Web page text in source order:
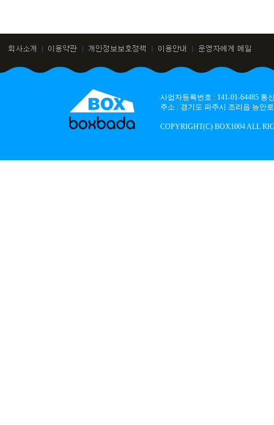
사업자등록번호 : 141-01-64485
주소 : 경기도 파주시 조리읍 능안
COPYRIGHT(C) BOX1004 ALL